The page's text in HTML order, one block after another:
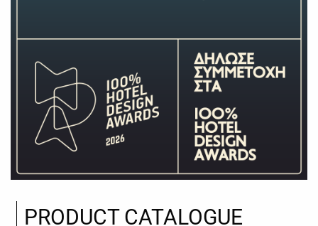
PRODUCT CATALOGUE